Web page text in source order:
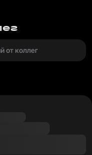
от коллег